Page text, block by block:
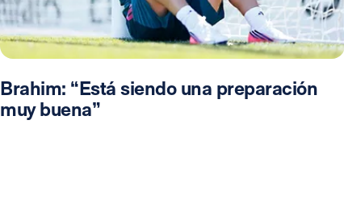
Brahim: “Está siendo una preparación
muy buena”